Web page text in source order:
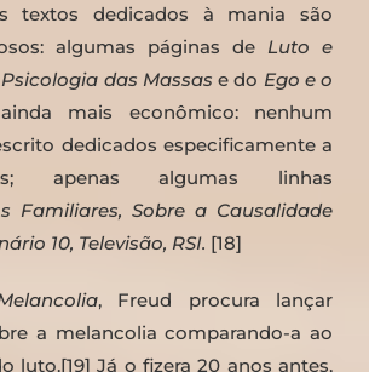
textos dedicados à mania são
algumas páginas de Luto e
Psicologia das Massase do Ego e o
mais econômico: nenhum
dedicados especificamente a
apenas algumas linhas
Familiares, Sobre a Causalidade
10, Televisão, RSI. [18]
, Freud procura lançar
a melancolia comparando-a ao
luto.[19] Já o fizera 20 anos antes,